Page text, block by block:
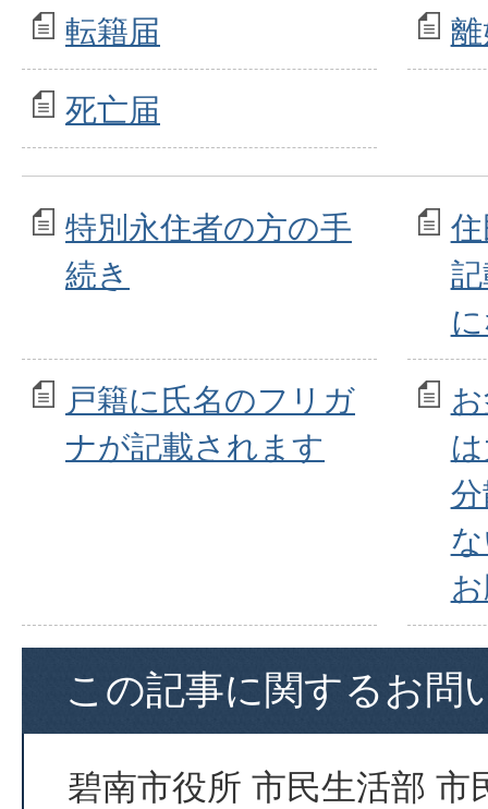
転籍届
死亡届
特別永住者の方の手
続き
戸籍に氏名のフリガ
ナが記載されます
この記事に関するお問
碧南市役所 市民生活部 市